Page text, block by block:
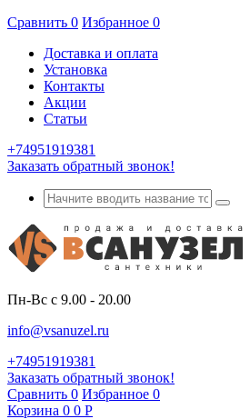
Сравнить 0 Избранное 0
Доставка и оплата
Установка
Контакты
Акции
Статьи
+74951919381
Заказать обратный звонок!
Пн-Вс с 9.00 - 20.00
info@vsanuzel.ru
+74951919381
Заказать обратный звонок!
Сравнить 0 Избранное 0
Корзина 0 0 Р